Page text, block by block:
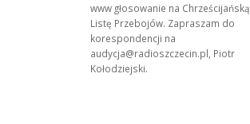
www głosowanie na Chrześcijańską
Listę Przebojów. Zapraszam do
korespondencji na
audycja@radioszczecin.pl, Piotr
Kołodziejski.